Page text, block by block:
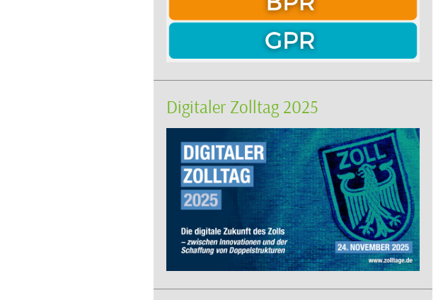
Digitaler Zolltag 2025